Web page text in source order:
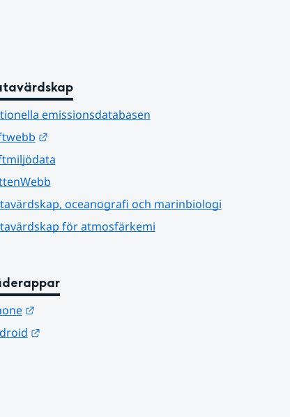
emissionsdatabasen
Länk till annan webbplats.
oceanografi och marinbiologi
för atmosfärkemi
Länk till annan webbplats.
Länk till annan webbplats.